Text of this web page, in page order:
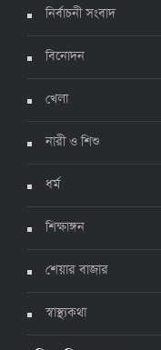
নির্বাচনী সংবাদ
বিনোদন
খেলা
নারী ও শিশু
ধর্ম
শিক্ষাঙ্গন
শেয়ার বাজার
স্বাস্থ্যকথা